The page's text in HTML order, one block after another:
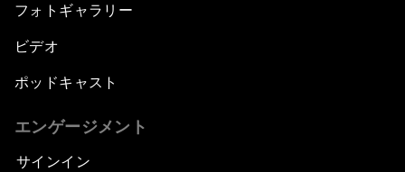
フォトギャラリー
ビデオ
ポッドキャスト
エンゲージメント
サインイン